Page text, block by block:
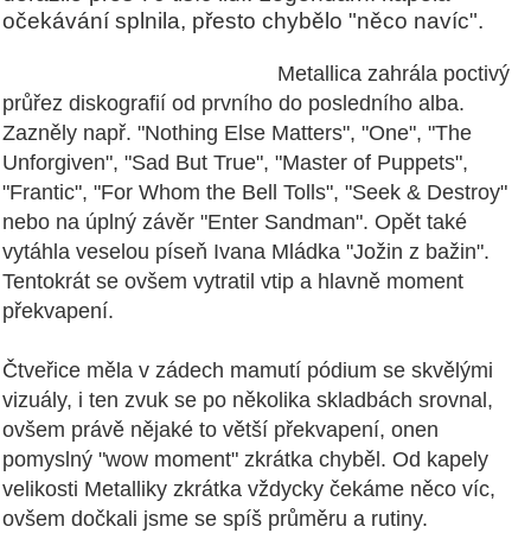
očekávání splnila, přesto chybělo "něco navíc".
Metallica zahrála poctivý
průřez diskografií od prvního do posledního alba.
Zazněly např. "Nothing Else Matters", "One", "The
Unforgiven", "Sad But True", "Master of Puppets",
"Frantic", "For Whom the Bell Tolls", "Seek & Destroy"
nebo na úplný závěr "Enter Sandman". Opět také
vytáhla veselou píseň Ivana Mládka "Jožin z bažin".
Tentokrát se ovšem vytratil vtip a hlavně moment
překvapení.
Čtveřice měla v zádech mamutí pódium se skvělými
vizuály, i ten zvuk se po několika skladbách srovnal,
ovšem právě nějaké to větší překvapení, onen
pomyslný "wow moment" zkrátka chyběl. Od kapely
velikosti Metalliky zkrátka vždycky čekáme něco víc,
ovšem dočkali jsme se spíš průměru a rutiny.